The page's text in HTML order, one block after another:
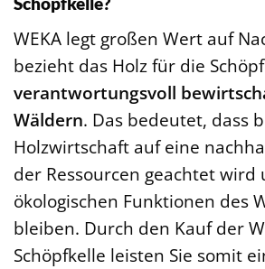
WEKA legt großen Wert auf
bezieht das Holz für die
verantwortungsvoll
Wäldern. Das bedeutet, dass
Holzwirtschaft auf eine
der Ressourcen geachtet wird
ökologischen Funktionen des
bleiben. Durch den Kauf der
Schöpfkelle leisten Sie somit